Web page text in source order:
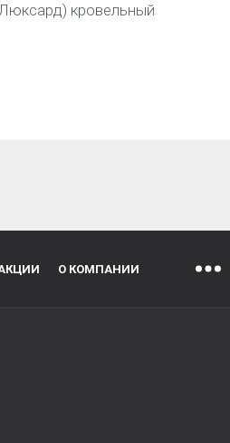
кровельный
О КОМПАНИИ